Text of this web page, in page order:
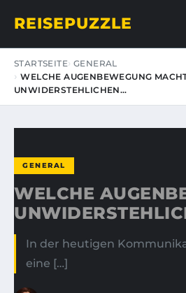
REISEPUZZLE
STARTSEITE GENERAL
WELCHE AUGENBEWEGUNG
UNWIDERSTEHLICHEN…
GENERAL
WELCHE
In der heutigen
eine […]